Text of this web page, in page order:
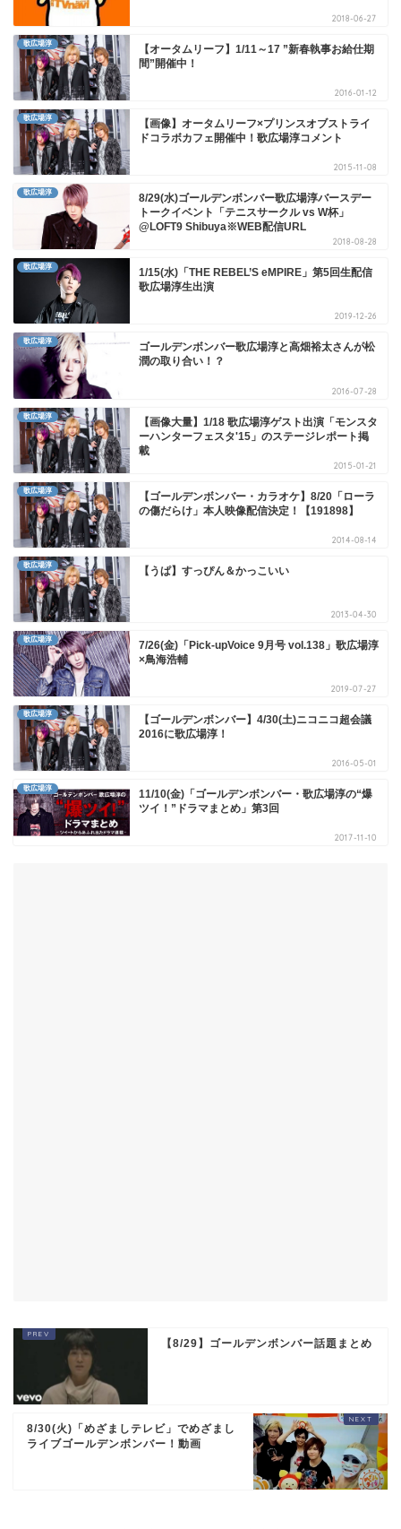
2018-06-27
歌広場淳
【オータムリーフ】1/11～17 ”新春執事お給仕期
間”開催中！
2016-01-12
歌広場淳
【画像】オータムリーフ×プリンスオブストライ
ドコラボカフェ開催中！歌広場淳コメント
2015-11-08
歌広場淳
8/29(水)ゴールデンボンバー歌広場淳バースデー
トークイベント「テニスサークル vs W杯」
@LOFT9 Shibuya※WEB配信URL
2018-08-28
歌広場淳
1/15(水)「THE REBEL’S eMPIRE」第5回生配信
歌広場淳生出演
2019-12-26
歌広場淳
ゴールデンボンバー歌広場淳と高畑裕太さんが松
潤の取り合い！？
2016-07-28
歌広場淳
【画像大量】1/18 歌広場淳ゲスト出演「モンスタ
ーハンターフェスタ'15」のステージレポート掲
載
2015-01-21
歌広場淳
【ゴールデンボンバー・カラオケ】8/20「ローラ
の傷だらけ」本人映像配信決定！【191898】
2014-08-14
歌広場淳 【うぱ】すっぴん＆かっこいい
2013-04-30
歌広場淳
7/26(金)「Pick-upVoice 9月号 vol.138」歌広場淳
×鳥海浩輔
2019-07-27
歌広場淳
【ゴールデンボンバー】4/30(土)ニコニコ超会議
2016に歌広場淳！
2016-05-01
歌広場淳
11/10(金)「ゴールデンボンバー・歌広場淳の“爆
ツイ！”ドラマまとめ」第3回
2017-11-10
【8/29】ゴールデンボンバー話題まとめ
8/30(火)「めざましテレビ」でめざまし
ライブゴールデンボンバー！動画